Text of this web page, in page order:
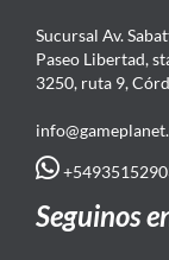
Sucursal Av.
Paseo Libertad,
3250, ruta 9,
Seguinos